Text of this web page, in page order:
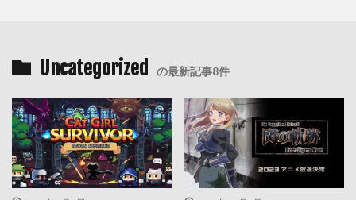
Uncategorized の最新記事8件